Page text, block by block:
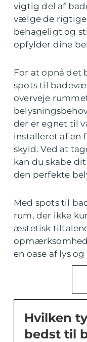
vigtig del af
vælge de rigtige
behageligt og
opfylder dine
For at opnå det
spots til
overveje
der er egnet til
installeret af en
skyld. Ved at
kan du skabe
den perfekte
Med spots til
rum, der ikke
æstetisk
en oase af lys og
Hvilken
bedst til